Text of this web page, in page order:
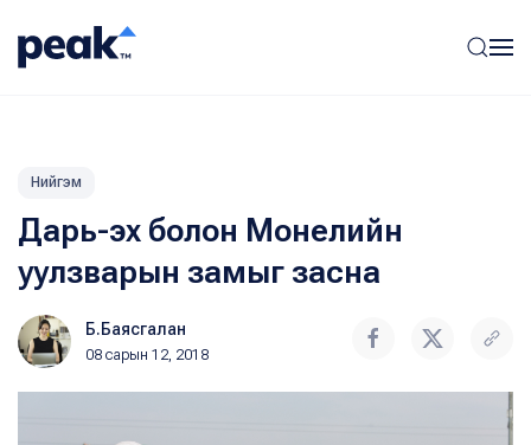
Нийгэм
Дарь-эх болон Монелийн
уулзварын замыг засна
Б.Баясгалан
08 сарын 12, 2018